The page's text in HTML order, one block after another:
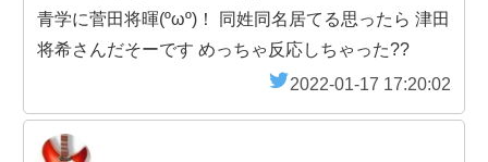
青学に菅田将暉(ºωº)！ 同姓同名居てる思ったら 津田
将希さんだそーです めっちゃ反応しちゃった??
2022-01-17 17:20:02